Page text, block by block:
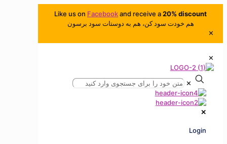
Like us on Facebookand receive a20% discount
هم خودت سود کن، هم به دوستات سود برسون
✕
✕
✕
✕
Login